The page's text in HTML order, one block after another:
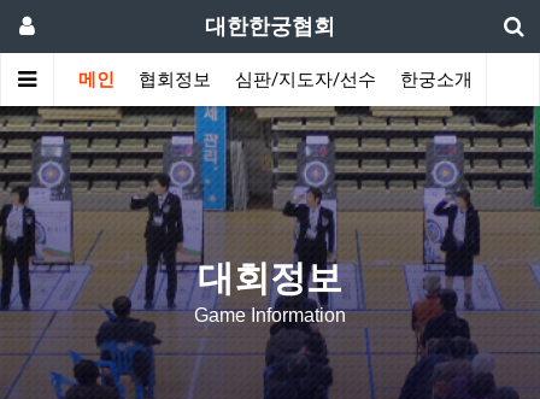
대한한궁협회
메인 협회정보 심판/지도자/선수 한궁소개
대회정보
Game Information